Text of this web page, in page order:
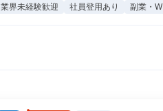
業界未経験歓迎 社員登用あり 副業・